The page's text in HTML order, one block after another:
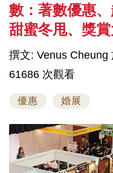
數：著數優惠
甜蜜冬甩、獎
撰文: Venus Cheung
61686 次觀看
優惠 婚展